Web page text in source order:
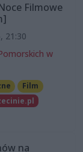
Filmowe
21:30
w
Film
na